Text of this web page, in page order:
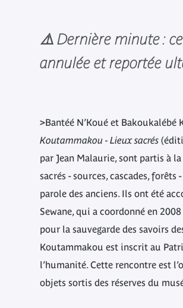
⚠️ Dernière minute :
annulée et reportée
>Bantéé N’Koué et Bakoukalébé
Koutammakou - Lieux sacrés
par Jean Malaurie, sont partis à
sacrés - sources, cascades,
parole des anciens. Ils ont été
Sewane, qui a coordonné en
pour la sauvegarde des savoirs
Koutammakou est inscrit au
l’humanité. Cette rencontre est
objets sortis des réserves du